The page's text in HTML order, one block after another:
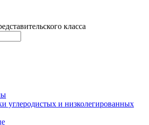
класса
углеродистых и низколегированных